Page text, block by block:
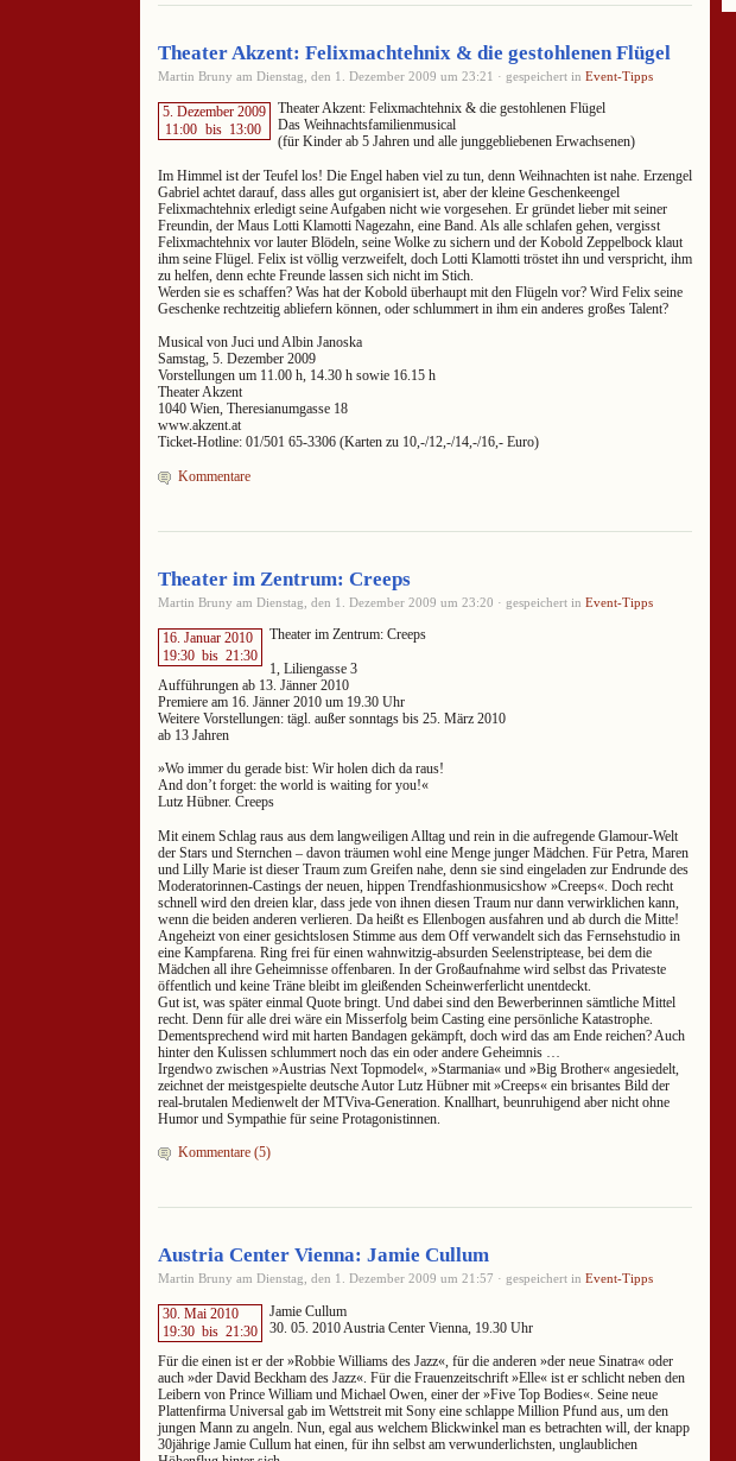
Theater Akzent: Felixmachtehnix & die gestohlenen Flügel
Martin Bruny am Dienstag, den 1. Dezember 2009 um 23:21 · gespeichert in Event-Tipps
5. Dezember 2009
11:00 bis 13:00
Theater Akzent: Felixmachtehnix & die gestohlenen Flügel
Das Weihnachtsfamilienmusical
(für Kinder ab 5 Jahren und alle junggebliebenen Erwachsenen)
Im Himmel ist der Teufel los! Die Engel haben viel zu tun, denn Weihnachten ist nahe. Erzengel
Gabriel achtet darauf, dass alles gut organisiert ist, aber der kleine Geschenkeengel
Felixmachtehnix erledigt seine Aufgaben nicht wie vorgesehen. Er gründet lieber mit seiner
Freundin, der Maus Lotti Klamotti Nagezahn, eine Band. Als alle schlafen gehen, vergisst
Felixmachtehnix vor lauter Blödeln, seine Wolke zu sichern und der Kobold Zeppelbock klaut
ihm seine Flügel. Felix ist völlig verzweifelt, doch Lotti Klamotti tröstet ihn und verspricht, ihm
zu helfen, denn echte Freunde lassen sich nicht im Stich.
Werden sie es schaffen? Was hat der Kobold überhaupt mit den Flügeln vor? Wird Felix seine
Geschenke rechtzeitig abliefern können, oder schlummert in ihm ein anderes großes Talent?
Musical von Juci und Albin Janoska
Samstag, 5. Dezember 2009
Vorstellungen um 11.00 h, 14.30 h sowie 16.15 h
Theater Akzent
1040 Wien, Theresianumgasse 18
www.akzent.at
Ticket-Hotline: 01/501 65-3306 (Karten zu 10,-/12,-/14,-/16,- Euro)
Kommentare
Theater im Zentrum: Creeps
Martin Bruny am Dienstag, den 1. Dezember 2009 um 23:20 · gespeichert in Event-Tipps
16. Januar 2010
19:30 bis 21:30
Theater im Zentrum: Creeps
1, Liliengasse 3
Aufführungen ab 13. Jänner 2010
Premiere am 16. Jänner 2010 um 19.30 Uhr
Weitere Vorstellungen: tägl. außer sonntags bis 25. März 2010
ab 13 Jahren
»Wo immer du gerade bist: Wir holen dich da raus!
And don’t forget: the world is waiting for you!«
Lutz Hübner. Creeps
Mit einem Schlag raus aus dem langweiligen Alltag und rein in die aufregende Glamour-Welt
der Stars und Sternchen – davon träumen wohl eine Menge junger Mädchen. Für Petra, Maren
und Lilly Marie ist dieser Traum zum Greifen nahe, denn sie sind eingeladen zur Endrunde des
Moderatorinnen-Castings der neuen, hippen Trendfashionmusicshow »Creeps«. Doch recht
schnell wird den dreien klar, dass jede von ihnen diesen Traum nur dann verwirklichen kann,
wenn die beiden anderen verlieren. Da heißt es Ellenbogen ausfahren und ab durch die Mitte!
Angeheizt von einer gesichtslosen Stimme aus dem Off verwandelt sich das Fernsehstudio in
eine Kampfarena. Ring frei für einen wahnwitzig-absurden Seelenstriptease, bei dem die
Mädchen all ihre Geheimnisse offenbaren. In der Großaufnahme wird selbst das Privateste
öffentlich und keine Träne bleibt im gleißenden Scheinwerferlicht unentdeckt.
Gut ist, was später einmal Quote bringt. Und dabei sind den Bewerberinnen sämtliche Mittel
recht. Denn für alle drei wäre ein Misserfolg beim Casting eine persönliche Katastrophe.
Dementsprechend wird mit harten Bandagen gekämpft, doch wird das am Ende reichen? Auch
hinter den Kulissen schlummert noch das ein oder andere Geheimnis …
Irgendwo zwischen »Austrias Next Topmodel«, »Starmania« und »Big Brother« angesiedelt,
zeichnet der meistgespielte deutsche Autor Lutz Hübner mit »Creeps« ein brisantes Bild der
real-brutalen Medienwelt der MTViva-Generation. Knallhart, beunruhigend aber nicht ohne
Humor und Sympathie für seine Protagonistinnen.
Kommentare (5)
Austria Center Vienna: Jamie Cullum
Martin Bruny am Dienstag, den 1. Dezember 2009 um 21:57 · gespeichert in Event-Tipps
30. Mai 2010
19:30 bis 21:30
Jamie Cullum
30. 05. 2010 Austria Center Vienna, 19.30 Uhr
Für die einen ist er der »Robbie Williams des Jazz«, für die anderen »der neue Sinatra« oder
auch »der David Beckham des Jazz«. Für die Frauenzeitschrift »Elle« ist er schlicht neben den
Leibern von Prince William und Michael Owen, einer der »Five Top Bodies«. Seine neue
Plattenfirma Universal gab im Wettstreit mit Sony eine schlappe Million Pfund aus, um den
jungen Mann zu angeln. Nun, egal aus welchem Blickwinkel man es betrachten will, der knapp
30jährige Jamie Cullum hat einen, für ihn selbst am verwunderlichsten, unglaublichen